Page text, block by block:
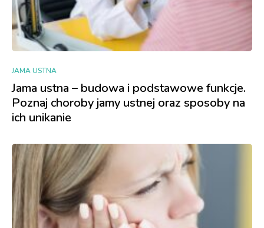
JAMA USTNA
Jama ustna – budowa i podstawowe funkcje.
Poznaj choroby jamy ustnej oraz sposoby na
ich unikanie